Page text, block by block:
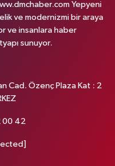
Yepyeni
ve modernizmi bir araya
ve insanlara haber
sunuyor.
Cad. Özenç Plaza Kat : 2
00 42